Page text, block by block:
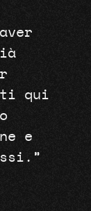
qui
e